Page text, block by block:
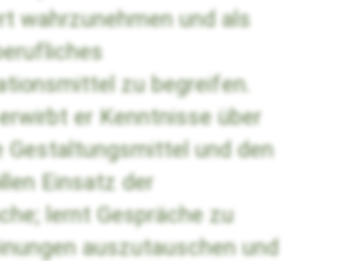
wahrzunehmen und als
zu begreifen.
er Kenntnisse über
Gestaltungsmittel und den
Einsatz der
lernt Gespräche zu
auszutauschen und